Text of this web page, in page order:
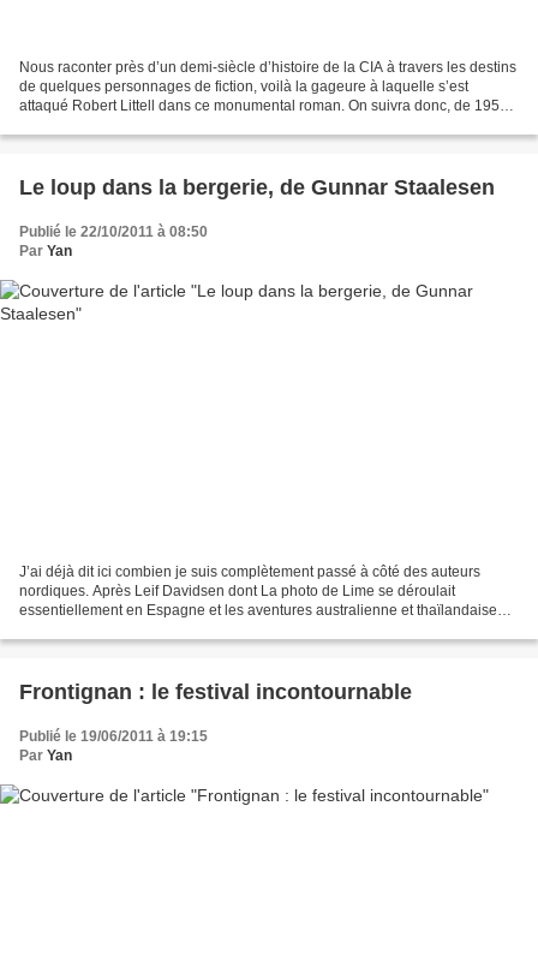
Nous raconter près d’un demi-siècle d’histoire de la CIA à travers les destins
de quelques personnages de fiction, voilà la gageure à laquelle s’est
attaqué Robert Littell dans ce monumental roman. On suivra donc, de 1950
Le loup dans la bergerie, de Gunnar Staalesen
Publié le 22/10/2011 à 08:50
Par Yan
J’ai déjà dit ici combien je suis complètement passé à côté des auteurs
nordiques. Après Leif Davidsen dont La photo de Lime se déroulait
essentiellement en Espagne et les aventures australienne et thaïlandaise
Frontignan : le festival incontournable
Publié le 19/06/2011 à 19:15
Par Yan